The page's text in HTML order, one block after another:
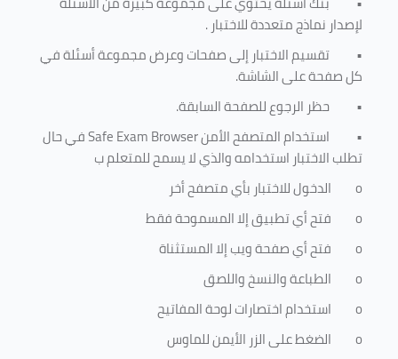
لإصدار نماذج متعددة للاختبار.
• تقسيم الاختبار إلى صفحات وعرض مجموعة أسئلة في
كل صفحة على الشاشة.
• حظر الرجوع للصفحة السابقة.
• استخدام المتصفح الأمنSafe Exam Browserفي حال
تطلب الاختبار استخدامه والذي لا يسمح للمتعلم ب
o
الدخول للاختبار بأي متصفح أخر
o
فتح أي تطبيق إلا المسموحة فقط
o
فتح أي صفحة ويب إلا المستثناة
o
الطباعة والنسخ واللصق
o
استخدام اختصارات لوحة المفاتيح
o
الضغط على الزر الأيمن للماوس